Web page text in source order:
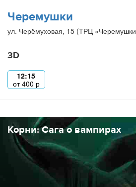
Черемушки
ул. Черёмуховая, 15 (ТРЦ
3D
12:15
от400 р
Корни: Сага о вампирах